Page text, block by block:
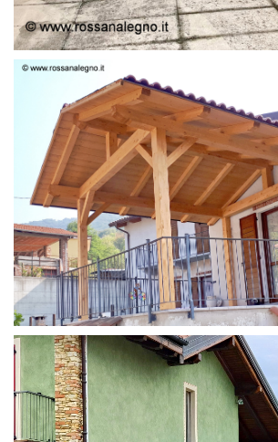
STRUTTURA LAMELLARE PRETAGLIATO